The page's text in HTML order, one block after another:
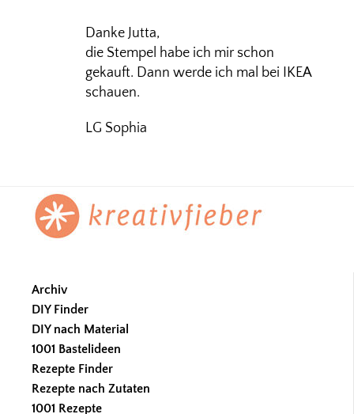
Danke Jutta,
die Stempel habe ich mir schon
gekauft. Dann werde ich mal bei IKEA
schauen.
LG Sophia
Footer
Archiv
DIY Finder
DIY nach Material
1001 Bastelideen
Rezepte Finder
Rezepte nach Zutaten
1001 Rezepte